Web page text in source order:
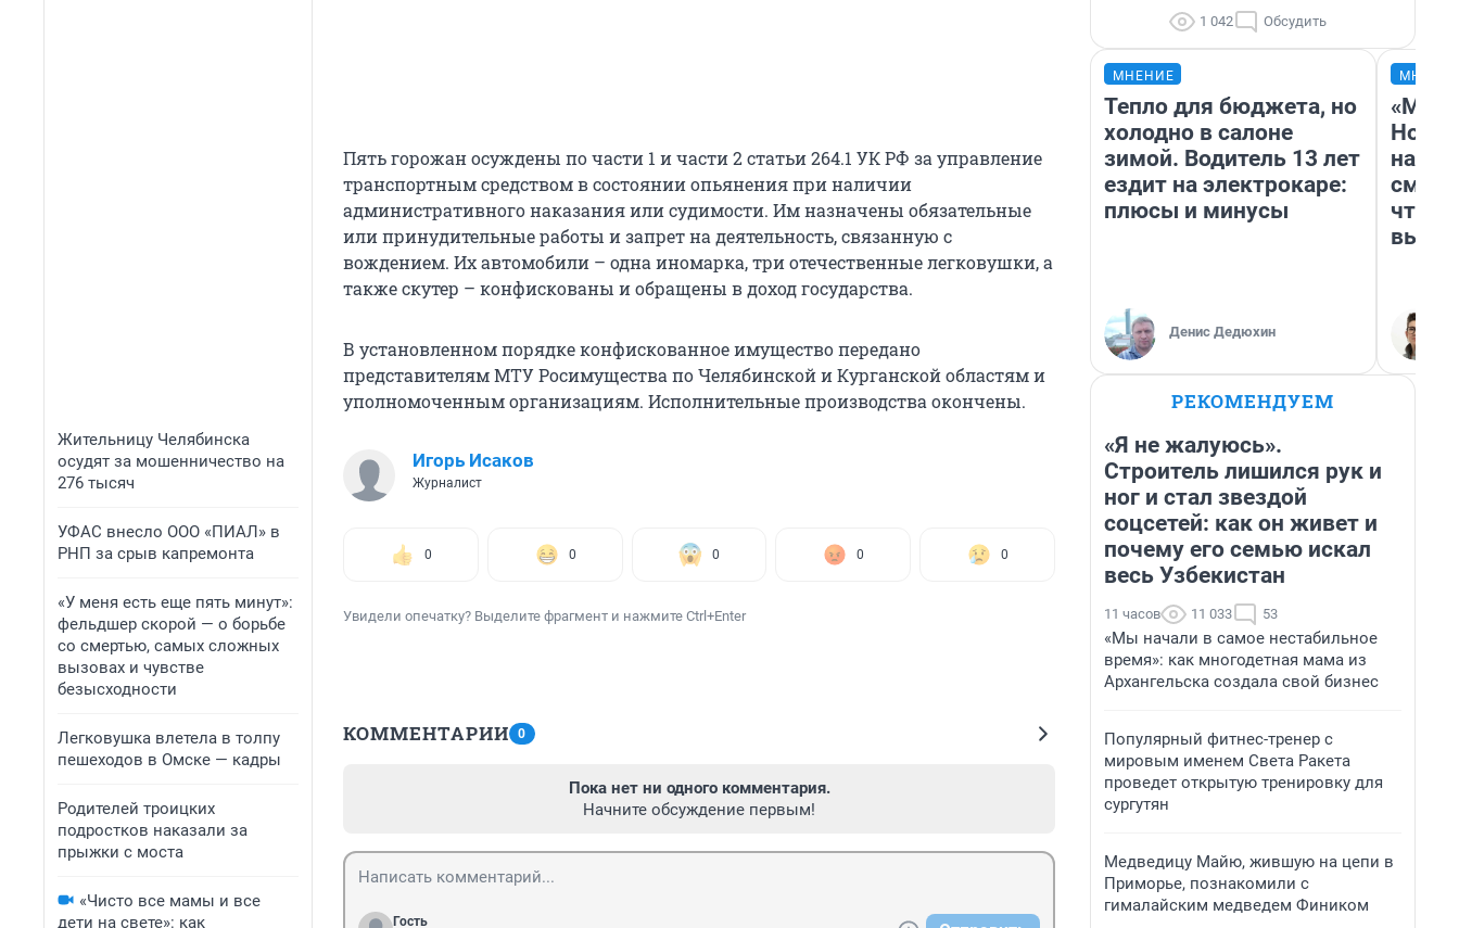
Жительницу Челябинска
осудят за мошенничество на
276 тысяч
УФАС внесло ООО «ПИАЛ» в
РНП за срыв капремонта
«У меня есть еще пять минут»:
фельдшер скорой — о борьбе
со смертью, самых сложных
вызовах и чувстве
безысходности
Легковушка влетела в толпу
пешеходов в Омске — кадры
Родителей троицких
подростков наказали за
прыжки с моста
«Чисто все мамы и все
дети на свете»: как
Пять горожан осуждены по части 1 и части 2 статьи 264.1 УК РФ за управление
транспортным средством в состоянии опьянения при наличии
административного наказания или судимости. Им назначены обязательные
или принудительные работы и запрет на деятельность, связанную с
вождением. Их автомобили – одна иномарка, три отечественные легковушки, а
также скутер – конфискованы и обращены в доход государства.
В установленном порядке конфискованное имущество передано
представителям МТУ Росимущества по Челябинской и Курганской областям и
уполномоченным организациям. Исполнительные производства окончены.
Игорь Исаков
Журналист
0 0 0 0 0
Увидели опечатку? Выделите фрагмент и нажмите Ctrl+Enter
КОММЕНТАРИИ 0
Пока нет ни одного комментария.
Начните обсуждение первым!
Гость
1 042 Обсудить
МНЕНИЕ
Тепло для бюджета, но
холодно в салоне
зимой. Водитель 13 лет
ездит на электрокаре:
плюсы и минусы
Денис Дедюхин
«Мы
РЕКОМЕНДУЕМ
«Я не жалуюсь».
Строитель лишился рук и
ног и стал звездой
соцсетей: как он живет и
почему его семью искал
весь Узбекистан
11 часов 11 033 53
«Мы начали в самое нестабильное
время»: как многодетная мама из
Архангельска создала свой бизнес
Популярный фитнес-тренер с
мировым именем Света Ракета
проведет открытую тренировку для
сургутян
Медведицу Майю, жившую на цепи в
Приморье, познакомили с
гималайским медведем Фиником